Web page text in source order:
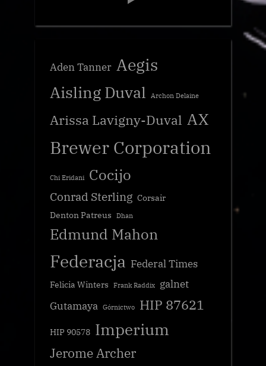
Aden Tanner Aegis
Aisling Duval Archon Delaine
Arissa Lavigny-Duval AX
Brewer Corporation
Chi Eridani Cocijo
Conrad Sterling Corsair
Denton Patreus
Dhan
Edmund Mahon
Federacja Federal Times
Felicia Winters Frank Raddix
galnet
Gutamaya Górnictwo HIP 87621
HIP 90578 Imperium
Jerome Archer